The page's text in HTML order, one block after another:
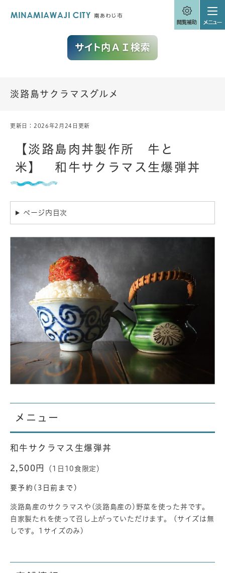
淡路島サクラマスグルメ
本
更新日：2026年2月24日更新
【淡路島肉丼製作所 牛と
米】 和牛サクラマス生爆弾丼
ページ内目次
メニュー
和牛サクラマス生爆弾丼
​​2,500円 （1日10食限定）​
要予約(3日前まで)
​​淡路島産のサクラマスや(淡路島産の)野菜を使った丼です。
自家製たれを使って召し上がっていただけます。 (サイズは無
しです。1サイズのみ)